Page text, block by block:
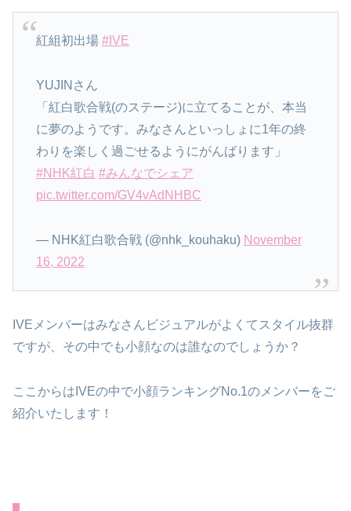
紅組初出場 #IVE
YUJINさん
「紅白歌合戦(のステージ)に立てることが、本当
に夢のようです。みなさんといっしょに1年の終
わりを楽しく過ごせるようにがんばります」
#NHK紅白 #みんなでシェア
pic.twitter.com/GV4vAdNHBC
— NHK紅白歌合戦 (@nhk_kouhaku) November
16, 2022
IVEメンバーはみなさんビジュアルがよくてスタイル抜群
ですが、その中でも小顔なのは誰なのでしょうか？
ここからはIVEの中で小顔ランキングNo.1のメンバーをご
紹介いたします！